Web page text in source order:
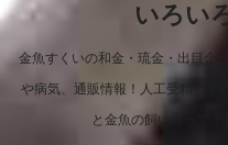
いろい
金魚すくいの和金・琉金・出目金
や病気、通販情報！人工受精や産
と金魚の飼い方って？